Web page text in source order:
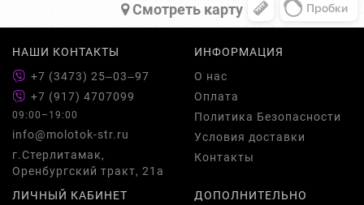
Cмотреть карту
НАШИ КОНТАКТЫ
+7 (3473) 25‒03‒97
+7 (917) 4707099
09:00–19:00
info@molotok-str.ru
г.Стерлитамак,
Оренбургский тракт, 21а
ИНФОРМАЦИЯ
О нас
Оплата
Политика Безопасности
Условия доставки
Контакты
ЛИЧНЫЙ КАБИНЕТ ДОПОЛНИТЕЛЬНО